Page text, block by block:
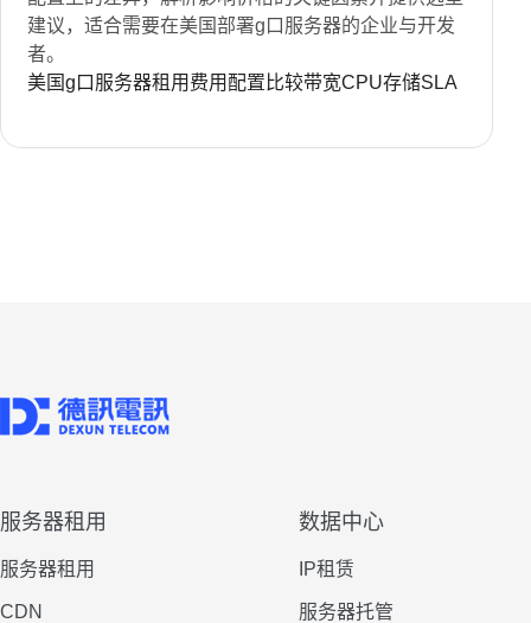
建议，适合需要在美国部署g口服务器的企业与开发
者。
美国g口服务器租用费用配置比较带宽CPU存储SLA
服务器租用
服务器租用
CDN
数据中心
IP租赁
服务器托管